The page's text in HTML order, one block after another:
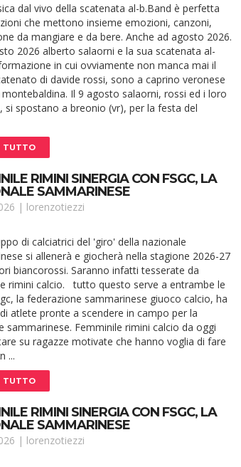
dal vivo della scatenata al-b.Band è perfetta
che mettono insieme emozioni, canzoni,
da mangiare e da bere. Anche ad agosto 2026.
2026 alberto salaorni e la sua scatenata al-
in cui ovviamente non manca mai il
di davide rossi, sono a caprino veronese
Il 9 agosto salaorni, rossi ed i loro
si spostano a breonio (vr), per la festa del
TUTTO
RIMINI SINERGIA CON FSGC, LA
SAMMARINESE
| lorenzotiezzi
di calciatrici del 'giro' della nazionale
si allenerà e giocherà nella stagione 2026-27
biancorossi. Saranno infatti tesserate da
rimini calcio. tutto questo serve a entrambe le
la federazione sammarinese giuoco calcio, ha
atlete pronte a scendere in campo per la
sammarinese. Femminile rimini calcio da oggi
su ragazze motivate che hanno voglia di fare
...
TUTTO
RIMINI SINERGIA CON FSGC, LA
SAMMARINESE
| lorenzotiezzi